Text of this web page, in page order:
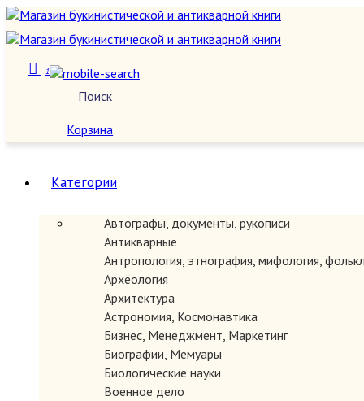
Поиск
1
Корзина
Категории
Автографы, документы, рукописи
Антикварные
Антропология, этнография, мифология,
Археология
Архитектура
Астрономия, Космонавтика
Бизнес, Менеджмент, Маркетинг
Биографии, Мемуары
Биологические науки
Военное дело